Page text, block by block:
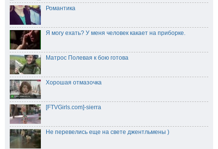
Романтика
Я могу ехать? У меня человек какает на приборке.
Матрос Полевая к бою готова
Хорошая отмазочка
[FTVGirls.com]-sierra
Не перевелись еще на свете джентльмены )